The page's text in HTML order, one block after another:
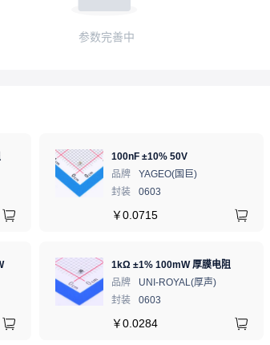
参数完善中
100nF ±10% 50V
品牌
YAGEO(国巨)
封装
0603
￥0.0715
1kΩ ±1% 100mW 厚膜电阻
品牌
UNI-ROYAL(厚声)
封装
0603
￥0.0284